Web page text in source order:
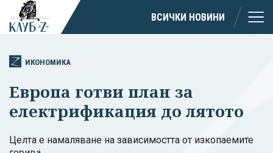
ВСИЧКИ НОВИНИ
ИКОНОМИКА
Европа готви план за
електрификация до лятото
Целта е намаляване на зависимостта от изкопаемите